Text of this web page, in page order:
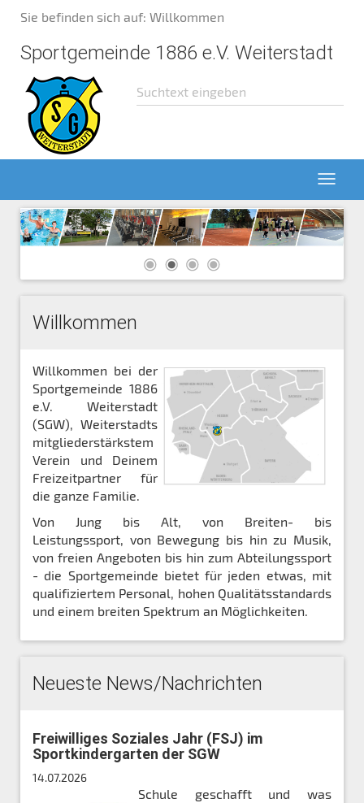
Sie befinden sich auf: Willkommen
Sportgemeinde 1886 e.V. Weiterstadt
Willkommen
Willkommen bei der
Sportgemeinde 1886
e.V. Weiterstadt
(SGW), Weiterstadts
mitgliederstärkstem
Verein und Deinem
Freizeitpartner für
die ganze Familie.
Von Jung bis Alt, von Breiten- bis
Leistungssport, von Bewegung bis hin zu Musik,
von freien Angeboten bis hin zum Abteilungssport
- die Sportgemeinde bietet für jeden etwas, mit
qualifiziertem Personal, hohen Qualitätsstandards
und einem breiten Spektrum an Möglichkeiten.
Neueste News/Nachrichten
Freiwilliges Soziales Jahr (FSJ) im
Sportkindergarten der SGW
14.07.2026
Schule geschafft und was